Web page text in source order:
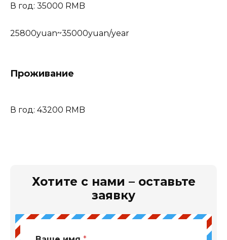
В год: 35000 RMB
25800yuan~35000yuan/year
Проживание
В год: 43200 RMB
Хотите с нами – оставьте
заявку